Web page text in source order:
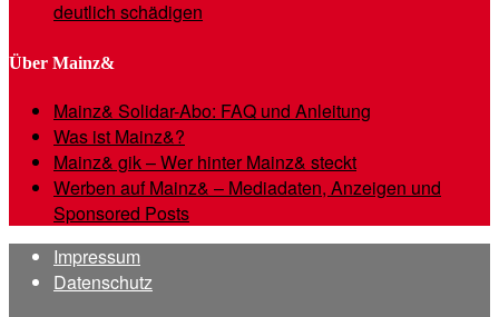
deutlich schädigen
Über Mainz&
Mainz& Solidar-Abo: FAQ und Anleitung
Was ist Mainz&?
Mainz& gik – Wer hinter Mainz& steckt
Werben auf Mainz& – Mediadaten, Anzeigen und
Sponsored Posts
Impressum
Datenschutz